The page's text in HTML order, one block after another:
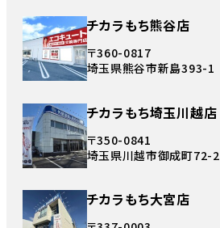
チカラもち熊谷店
〒360-0817
埼玉県熊谷市新島393-1
チカラもち埼玉川越店
〒350-0841
埼玉県川越市御成町72-2
チカラもち大宮店